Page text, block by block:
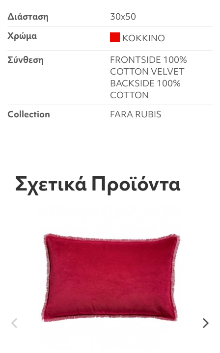
Διάσταση
30x50
Χρώμα
ΚΟΚΚΙΝΟ
Σύνθεση
FRONTSIDE 100%
COTTON VELVET
BACKSIDE 100%
COTTON
Collection
FARA RUBIS
Σχετικά Προϊόντα